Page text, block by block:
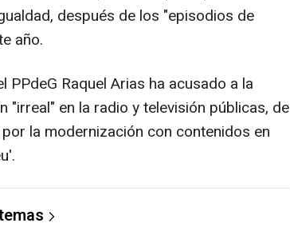
después de los "episodios de
año.
Raquel Arias ha acusado a la
"irreal" en la radio y televisión públicas, de
la modernización con contenidos en